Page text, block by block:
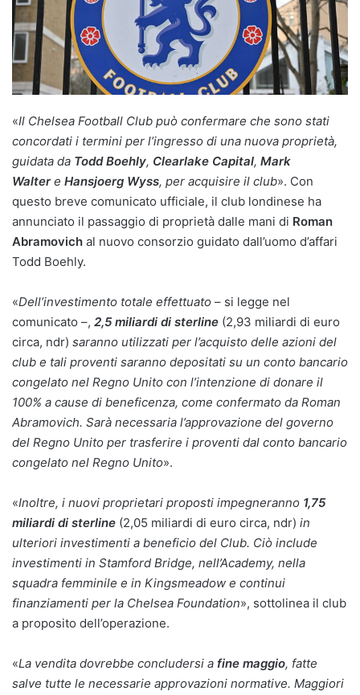
«Il Chelsea Football Club può confermare che sono stati
concordati i termini per l’ingresso di una nuova proprietà,
guidata da Todd Boehly, Clearlake Capital, Mark
Waltere Hansjoerg Wyss, per acquisire il club». Con
questo breve comunicato ufficiale, il club londinese ha
annunciato il passaggio di proprietà dalle mani di Roman
Abramovich al nuovo consorzio guidato dall’uomo d’affari
Todd Boehly.
«Dell’investimento totale effettuato – si legge nel
comunicato –, 2,5 miliardi di sterline (2,93 miliardi di euro
circa, ndr) saranno utilizzati per l’acquisto delle azioni del
club e tali proventi saranno depositati su un conto bancario
congelato nel Regno Unito con l’intenzione di donare il
100% a cause di beneficenza, come confermato da Roman
Abramovich. Sarà necessaria l’approvazione del governo
del Regno Unito per trasferire i proventi dal conto bancario
congelato nel Regno Unito».
«Inoltre, i nuovi proprietari proposti impegneranno 1,75
miliardi di sterline (2,05 miliardi di euro circa, ndr) in
ulteriori investimenti a beneficio del Club. Ciò include
investimenti in Stamford Bridge, nell’Academy, nella
squadra femminile e in Kingsmeadow e continui
finanziamenti per la Chelsea Foundation», sottolinea il club
a proposito dell’operazione.
«La vendita dovrebbe concludersi a fine maggio, fatte
salve tutte le necessarie approvazioni normative. Maggiori